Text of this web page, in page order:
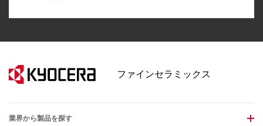
ファインセラミックス
業界から製品を探す